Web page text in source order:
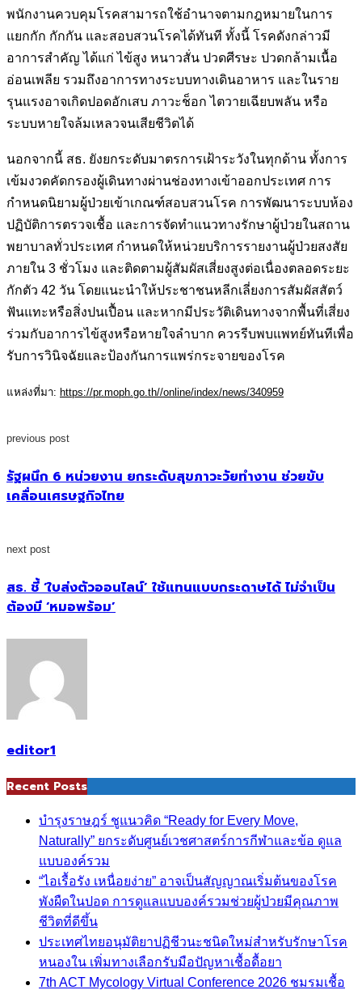
พนักงานควบคุมโรคสามารถใช้อำนาจตามกฎหมายในการ
แยกกัก กักกัน และสอบสวนโรคได้ทันที ทั้งนี้ โรคดังกล่าวมี
อาการสำคัญ ได้แก่ ไข้สูง หนาวสั่น ปวดศีรษะ ปวดกล้ามเนื้อ
อ่อนเพลีย รวมถึงอาการทางระบบทางเดินอาหาร และในราย
รุนแรงอาจเกิดปอดอักเสบ ภาวะช็อก ไตวายเฉียบพลัน หรือ
ระบบหายใจล้มเหลวจนเสียชีวิตได้
นอกจากนี้ สธ. ยังยกระดับมาตรการเฝ้าระวังในทุกด้าน ทั้งการ
เข้มงวดคัดกรองผู้เดินทางผ่านช่องทางเข้าออกประเทศ การ
กำหนดนิยามผู้ป่วยเข้าเกณฑ์สอบสวนโรค การพัฒนาระบบห้อง
ปฏิบัติการตรวจเชื้อ และการจัดทำแนวทางรักษาผู้ป่วยในสถาน
พยาบาลทั่วประเทศ กำหนดให้หน่วยบริการรายงานผู้ป่วยสงสัย
ภายใน 3 ชั่วโมง และติดตามผู้สัมผัสเสี่ยงสูงต่อเนื่องตลอดระยะ
กักตัว 42 วัน โดยแนะนำให้ประชาชนหลีกเลี่ยงการสัมผัสสัตว์
ฟันแทะหรือสิ่งปนเปื้อน และหากมีประวัติเดินทางจากพื้นที่เสี่ยง
ร่วมกับอาการไข้สูงหรือหายใจลำบาก ควรรีบพบแพทย์ทันทีเพื่อ
รับการวินิจฉัยและป้องกันการแพร่กระจายของโรค
แหล่งที่มา: https://pr.moph.go.th//online/index/news/340959
previous post
รัฐผนึก 6 หน่วยงาน ยกระดับสุขภาวะวัยทำงาน ช่วยขับ
เคลื่อนเศรษฐกิจไทย
next post
สธ. ชี้ ‘ใบส่งตัวออนไลน์’ ใช้แทนแบบกระดาษได้ ไม่จำเป็น
ต้องมี ‘หมอพร้อม’
editor1
Recent Posts
บำรุงราษฎร์ ชูแนวคิด “Ready for Every Move,
Naturally” ยกระดับศูนย์เวชศาสตร์การกีฬาและข้อ ดูแล
แบบองค์รวม
“ไอเรื้อรัง เหนื่อยง่าย” อาจเป็นสัญญาณเริ่มต้นของโรค
พังผืดในปอด การดูแลแบบองค์รวมช่วยผู้ป่วยมีคุณภาพ
ชีวิตที่ดีขึ้น
ประเทศไทยอนุมัติยาปฏิชีวนะชนิดใหม่สำหรับรักษาโรค
หนองใน เพิ่มทางเลือกรับมือปัญหาเชื้อดื้อยา
7th ACT Mycology Virtual Conference 2026 ชมรมเชื้อ